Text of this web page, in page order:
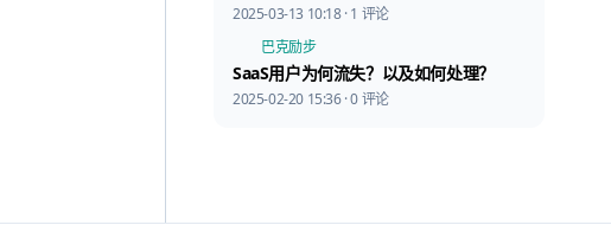
2025-03-13 10:18 · 1 评论
巴克励步
SaaS用户为何流失？以及如何处理？
2025-02-20 15:36 · 0 评论